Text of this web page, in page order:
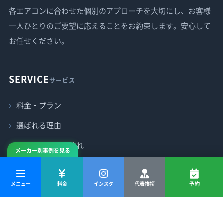
メーカー別事例を見る
メニュー 料金 インスタ 代表挨拶 予約
各エアコンに合わせた個別のアプローチを大切にし、お客様
一人ひとりのご要望に応えることをお約束します。安心して
お任せください。
SERVICEサービス
料金・プラン
選ばれる理由
クリーニングの流れ
よくあるご質問